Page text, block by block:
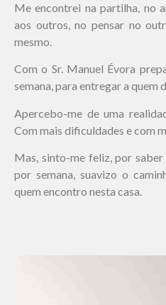
Me encontrei na partilha, no
aos outros, no pensar no
mesmo.
Com o Sr. Manuel Évora
semana, para entregar a quem
Apercebo-me de uma
Com mais dificuldades e com
Mas, sinto-me feliz, por saber
por semana, suavizo o
quem encontro nesta casa.